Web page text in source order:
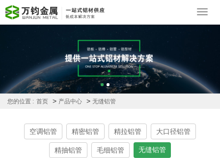
您的位置 : 首页 > 产品中心 > 无缝铝管
空调铝管 精密铝管 精拉铝管 大口径铝管
精抽铝管 毛细铝管 无缝铝管